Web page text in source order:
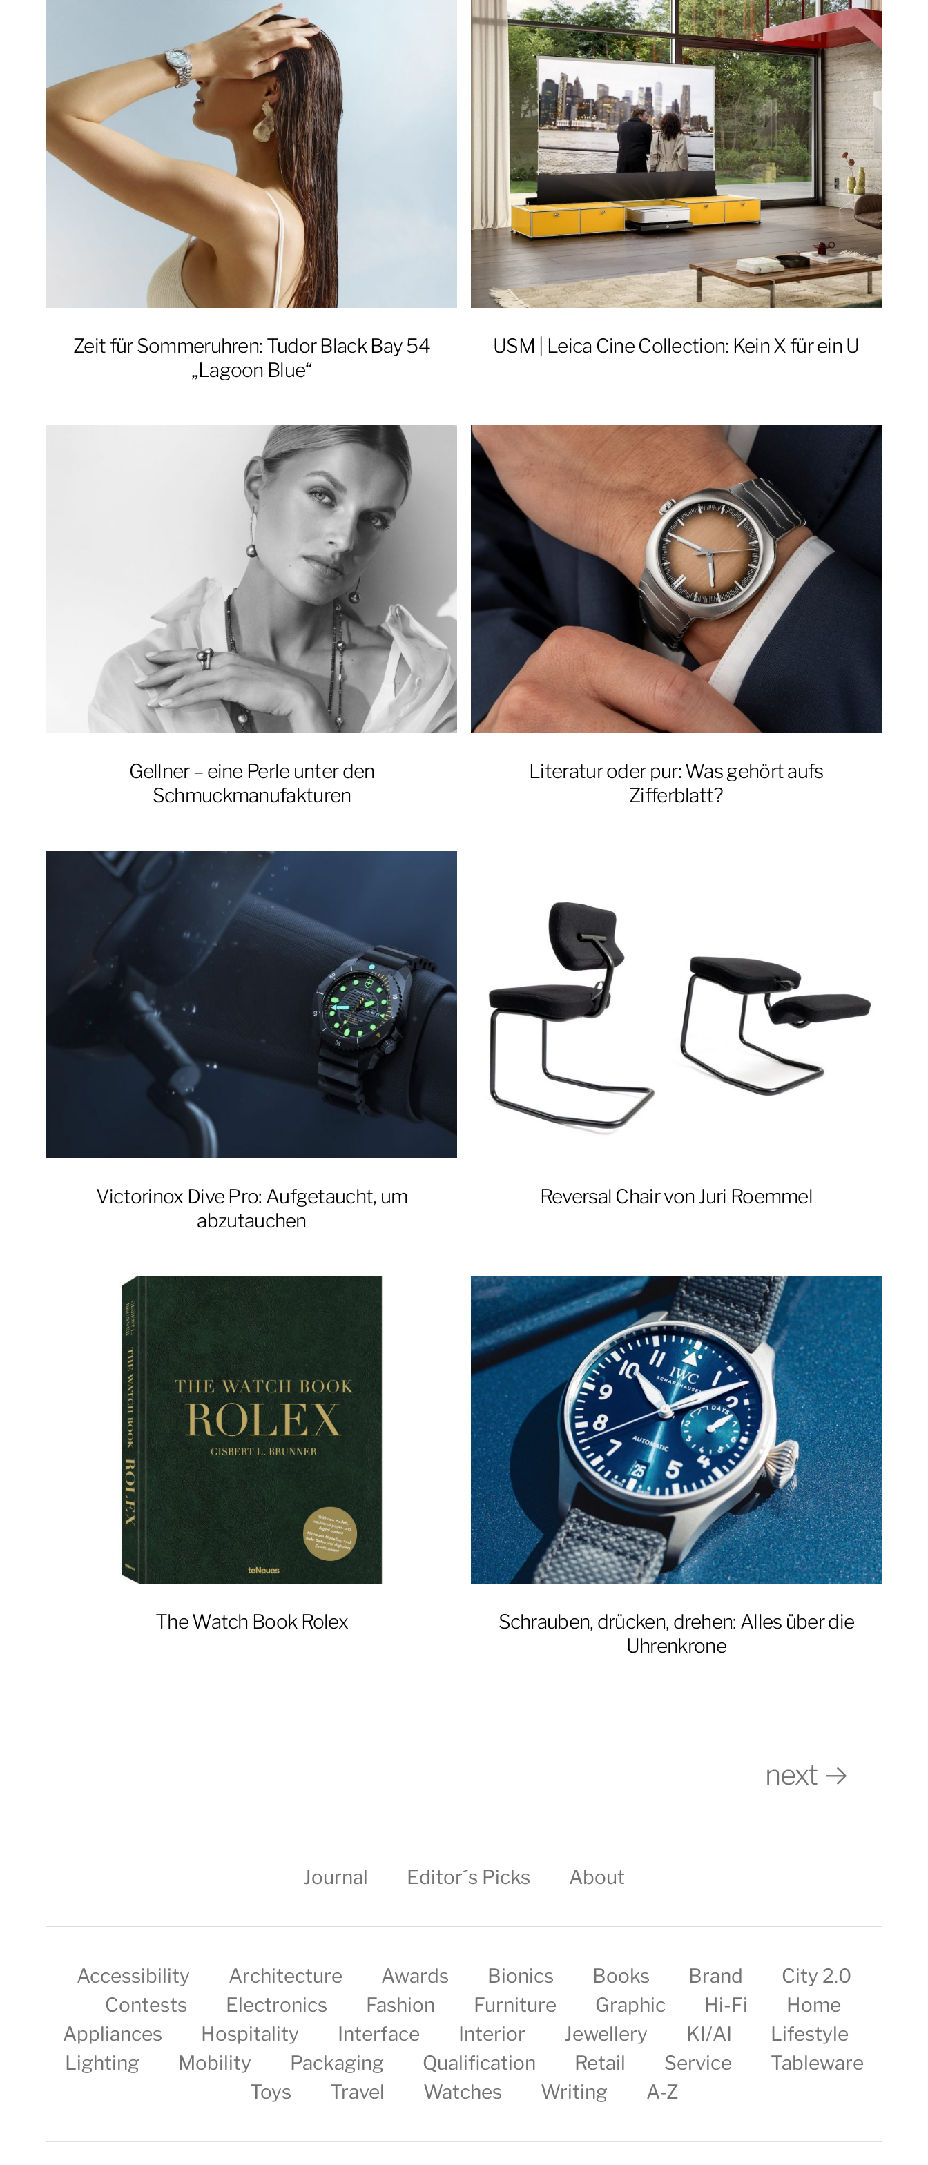
Zeit für Sommeruhren: Tudor Black Bay 54
„Lagoon Blue“
USM | Leica Cine Collection: Kein X für ein U
Gellner – eine Perle unter den
Schmuckmanufakturen
Literatur oder pur: Was gehört aufs
Zifferblatt?
Victorinox Dive Pro: Aufgetaucht, um
abzutauchen
Reversal Chair von Juri Roemmel
The Watch Book Rolex
Schrauben, drücken, drehen: Alles über die
Uhrenkrone
next →
Journal Editor´s Picks About
Accessibility Architecture Awards Bionics Books Brand
City 2.0
Contests
Electronics Fashion Furniture Graphic Hi-Fi
Home
Appliances
Hospitality Interface Interior Jewellery KI/AI
Lifestyle
Lighting
Mobility Packaging Qualification Retail Service
Tableware
Toys
Travel Watches Writing A-Z